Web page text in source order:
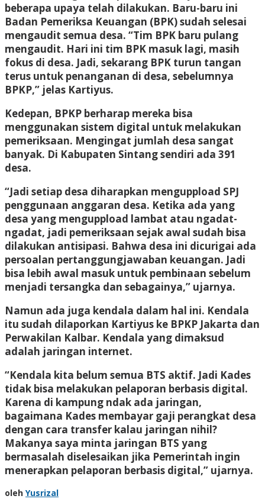
beberapa upaya telah dilakukan. Baru-baru ini
Badan Pemeriksa Keuangan (BPK) sudah selesai
mengaudit semua desa. “Tim BPK baru pulang
mengaudit. Hari ini tim BPK masuk lagi, masih
fokus di desa. Jadi, sekarang BPK turun tangan
terus untuk penanganan di desa, sebelumnya
BPKP,” jelas Kartiyus.
Kedepan, BPKP berharap mereka bisa
menggunakan sistem digital untuk melakukan
pemeriksaan. Mengingat jumlah desa sangat
banyak. Di Kabupaten Sintang sendiri ada 391
desa.
“Jadi setiap desa diharapkan menguppload SPJ
penggunaan anggaran desa. Ketika ada yang
desa yang menguppload lambat atau ngadat-
ngadat, jadi pemeriksaan sejak awal sudah bisa
dilakukan antisipasi. Bahwa desa ini dicurigai ada
persoalan pertanggungjawaban keuangan. Jadi
bisa lebih awal masuk untuk pembinaan sebelum
menjadi tersangka dan sebagainya,” ujarnya.
Namun ada juga kendala dalam hal ini. Kendala
itu sudah dilaporkan Kartiyus ke BPKP Jakarta dan
Perwakilan Kalbar. Kendala yang dimaksud
adalah jaringan internet.
“Kendala kita belum semua BTS aktif. Jadi Kades
tidak bisa melakukan pelaporan berbasis digital.
Karena di kampung ndak ada jaringan,
bagaimana Kades membayar gaji perangkat desa
dengan cara transfer kalau jaringan nihil?
Makanya saya minta jaringan BTS yang
bermasalah diselesaikan jika Pemerintah ingin
menerapkan pelaporan berbasis digital,” ujarnya.
oleh Yusrizal